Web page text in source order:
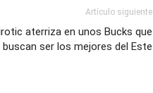
Artículo siguiente
aterriza en unos Bucks que
buscan ser los mejores del Este